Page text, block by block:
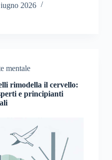
2026
mentale
rimodella il cervello:
e principianti